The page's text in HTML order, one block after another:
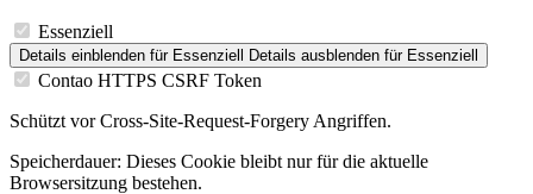
Essenziell
Details einblenden für Essenziell Details ausblenden für Essenziell
Contao HTTPS CSRF Token
Schützt vor Cross-Site-Request-Forgery Angriffen.
Speicherdauer: Dieses Cookie bleibt nur für die aktuelle
Browsersitzung bestehen.